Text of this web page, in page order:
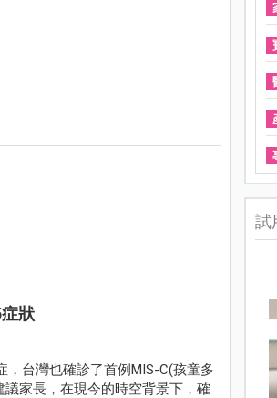
狀
台灣也確診了首例MIS-C(孩童多
家長，在現今的時空背景下，確
試